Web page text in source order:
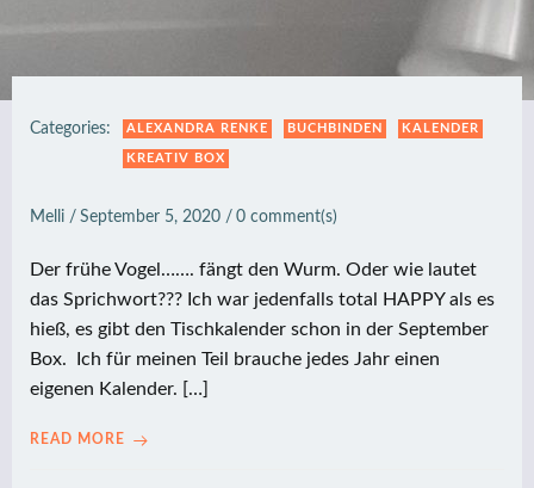
Categories: ALEXANDRA RENKE BUCHBINDEN KALENDER
KREATIV BOX
Melli / September 5, 2020 / 0 comment(s)
Der frühe Vogel……. fängt den Wurm. Oder wie lautet
das Sprichwort??? Ich war jedenfalls total HAPPY als es
hieß, es gibt den Tischkalender schon in der September
Box. Ich für meinen Teil brauche jedes Jahr einen
eigenen Kalender. […]
READ MORE